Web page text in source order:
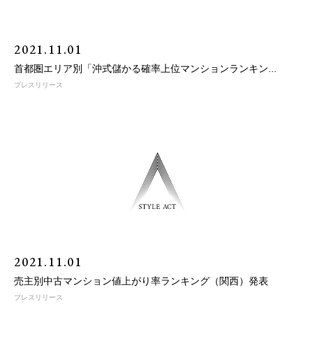
2021.11.01
首都圏エリア別「沖式儲かる確率上位マンションランキン...
プレスリリース
2021.11.01
売主別中古マンション値上がり率ランキング（関西）発表
プレスリリース